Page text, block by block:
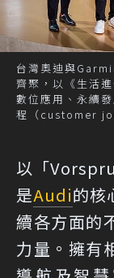
台灣奧迪與
齊聚，以《生活
數位應用、永續
程（customer
以「
是Audi的核
續各方面的
力量。擁有